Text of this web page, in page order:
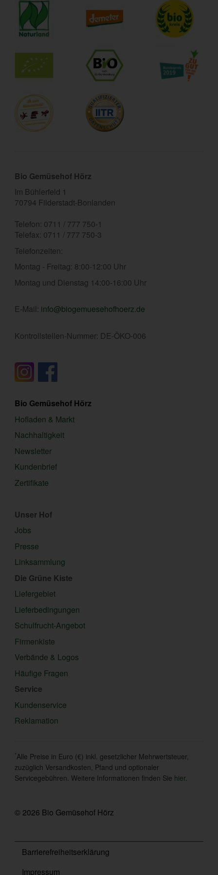
Bio Gemüsehof Hörz
Im Bühlerfeld 1
70794 Filderstadt-Bonlanden
Telefon: 0711 / 777 750-1
Telefax: 0711 / 777 750-3
Telefonzeiten:
Montag - Freitag: 8:00-12:00 Uhr
Montag und Dienstag 14:00-16:00 Uhr
E-Mail: info@biogemuesehofhoerz.de
Kontrollstellen-Nummer: DE-ÖKO-006
Bio Gemüsehof Hörz
Hofladen & Markt
Nachhaltigkeit
Newsletter
Kundenbrief
Zertifikate
Unser Hof
Jobs
Presse
Linksammlung
Die Grüne Kiste
Liefergebiet
Lieferbedingungen
Schulfrucht-Angebot
Firmenkiste
Verbände & Logos
Häufige Fragen
Service
Kundenservice
Reklamation
*Alle Preise in Euro (€) inkl. gesetzlicher Mehrwertsteuer,
zuzüglich Versandkosten, Pfand und optionaler
Servicegebühren. Weitere Informationen finden Sie hier
© 2026 Bio Gemüsehof Hörz
Barrierefreiheitserklärung
Impressum